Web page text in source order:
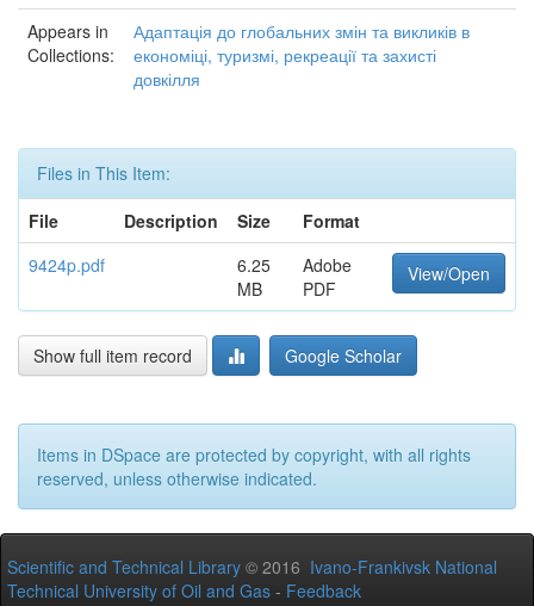
Appears in
Collections:
Адаптація до глобальних змін та викликів в
економіці, туризмі, рекреації та захисті
довкілля
Files in This Item:
File
Description Size
Format
9424p.pdf
6.25
MB
Adobe
PDF
View/Open
Show full item record Google Scholar
Items in DSpace are protected by copyright, with all rights
reserved, unless otherwise indicated.
Scientific and Technical Library © 2016 Ivano-Frankivsk National
Technical University of Oil and Gas - Feedback